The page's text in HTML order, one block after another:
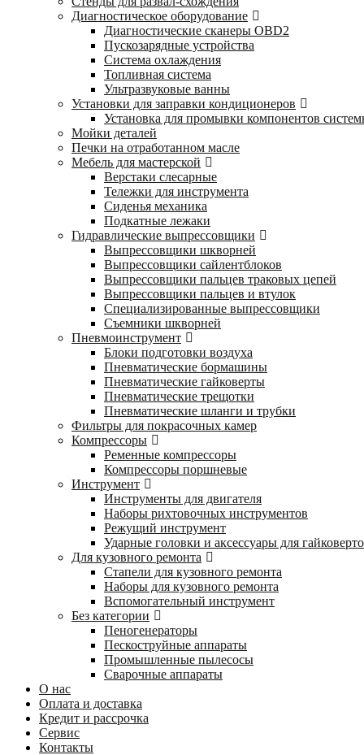
Диагностическое оборудование
Диагностические сканеры OBD2
Пускозарядные устройства
Система охлаждения
Топливная система
Ультразвуковые ванны
Установки для заправки кондиционеров
Установка для промывки компонентов
Мойки деталей
Печки на отработанном масле
Мебель для мастерской
Верстаки слесарные
Тележки для инструмента
Сиденья механика
Подкатные лежаки
Гидравлические выпрессовщики
Выпрессовщики шкворней
Выпрессовщики сайлентблоков
Выпрессовщики пальцев траковых цепей
Выпрессовщики пальцев и втулок
Специализированные выпрессовщики
Cъемники шкворней
Пневмоинструмент
Блоки подготовки воздуха
Пневматические бормашины
Пневматические гайковерты
Пневматические трещотки
Пневматические шланги и трубки
Фильтры для покрасочных камер
Компрессоры
Ременные компрессоры
Компрессоры поршневые
Инструмент
Инструменты для двигателя
Наборы рихтовочных инструментов
Режущий инструмент
Ударные головки и аксессуары для
Для кузовного ремонта
Стапели для кузовного ремонта
Наборы для кузовного ремонта
Вспомогательный инструмент
Без категории
Пеногенераторы
Пескоструйные аппараты
Промышленные пылесосы
Сварочные аппараты
О нас
Оплата и доставка
Кредит и рассрочка
Сервис
Контакты